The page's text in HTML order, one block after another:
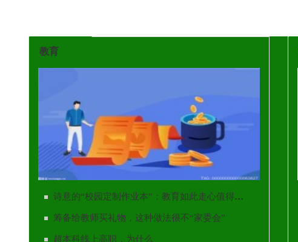
教育
诗意的“校园定制作业本”：教育如此走心值得称道
筹备给教师买礼物，这种做法很不“家委会”
超本科线上高职，为什么